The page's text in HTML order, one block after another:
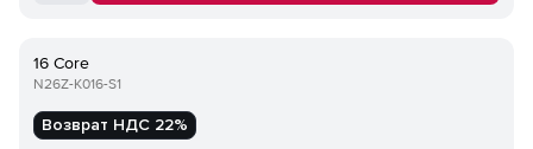
16 Core
N26Z-K016-S1
Возврат НДС 22%